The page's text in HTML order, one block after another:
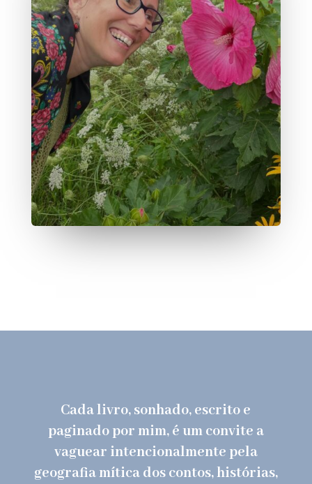
Cada livro, sonhado, escrito e
paginado por mim, é um convite a
vaguear intencionalmente pela
geografia mítica dos contos, histórias,